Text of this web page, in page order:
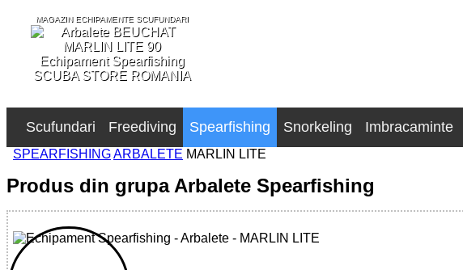
MAGAZIN ECHIPAMENTE SCUFUNDARI
SCUBA STORE ROMANIA
Scufundari Freediving Spearfishing Snorkeling Imbracaminte
SPEARFISHINGARBALETE MARLIN LITE
Produs din grupa Arbalete Spearfishing